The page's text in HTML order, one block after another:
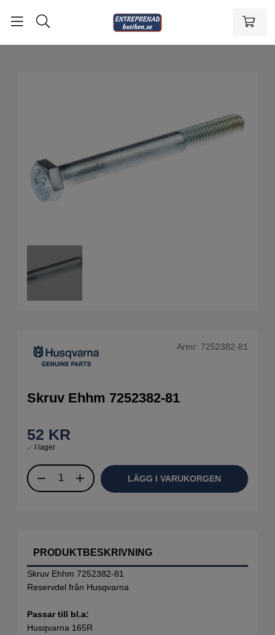
Artnr: 7252382-81
Skruv Ehhm 7252382-81
52 KR
I lager
LÄGG I VARUKORGEN
PRODUKTBESKRIVNING
Skruv Ehhm 7252382-81
Reservdel från Husqvarna
Passar till bl.a:
Husqvarna 165R